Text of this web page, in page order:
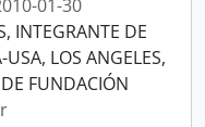
01-30
INTEGRANTE DE
LOS ANGELES,
FUNDACIÓN